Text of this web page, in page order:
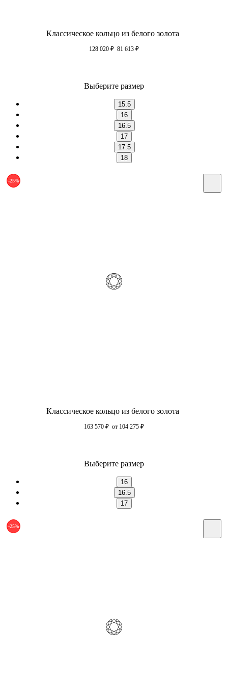
Классическое кольцо из белого золота
128 020 ₽ 81 613 ₽
Выберите размер
15.5
16
16.5
17
17.5
18
-25%
Классическое кольцо из белого золота
163 570 ₽ от 104 275 ₽
Выберите размер
16
16.5
17
-25%